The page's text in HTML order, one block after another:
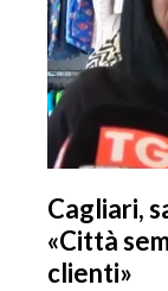
Cagliari,
«Città
clienti»